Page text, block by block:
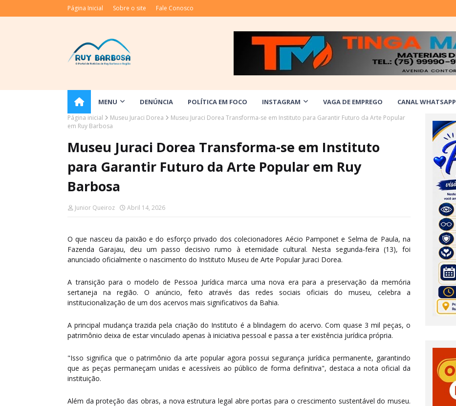
Página Inicial Sobre o site Fale Conosco
MENU DENÚNCIA POLÍTICA EM FOCO INSTAGRAM VAGA DE EMPREGO CANAL WHATSAPP
Página inicial Museu Juraci Dorea
Museu Juraci Dorea Transforma-se em Instituto para Garantir Futuro da Arte Popular
em Ruy Barbosa
Museu Juraci Dorea Transforma-se em Instituto
para Garantir Futuro da Arte Popular em Ruy
Barbosa
Junior Queiroz Abril 14, 2026
O que nasceu da paixão e do esforço privado dos colecionadores Aécio Pamponet e Selma de Paula, na
Fazenda Garajau, deu um passo decisivo rumo à eternidade cultural. Nesta segunda-feira (13), foi
anunciado oficialmente o nascimento do Instituto Museu de Arte Popular Juraci Dorea.
A transição para o modelo de Pessoa Jurídica marca uma nova era para a preservação da memória
sertaneja na região. O anúncio, feito através das redes sociais oficiais do museu, celebra a
institucionalização de um dos acervos mais significativos da Bahia.
A principal mudança trazida pela criação do Instituto é a blindagem do acervo. Com quase 3 mil peças, o
patrimônio deixa de estar vinculado apenas à iniciativa pessoal e passa a ter existência jurídica própria.
"Isso significa que o patrimônio da arte popular agora possui segurança jurídica permanente, garantindo
que as peças permaneçam unidas e acessíveis ao público de forma definitiva", destaca a nota oficial da
instituição.
Além da proteção das obras, a nova estrutura legal abre portas para o crescimento sustentável do museu.